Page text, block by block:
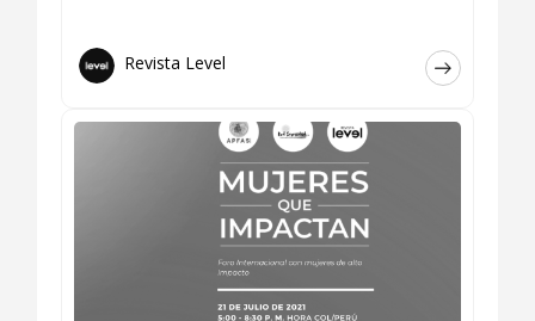
Revista Level